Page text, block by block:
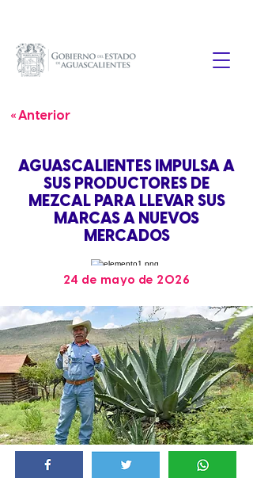
« Anterior
AGUASCALIENTES IMPULSA A
SUS PRODUCTORES DE
MEZCAL PARA LLEVAR SUS
MARCAS A NUEVOS
MERCADOS
24 de mayo de 2026